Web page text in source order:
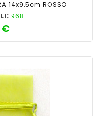
14x9.5cm ROSSO
968
€Prezzo